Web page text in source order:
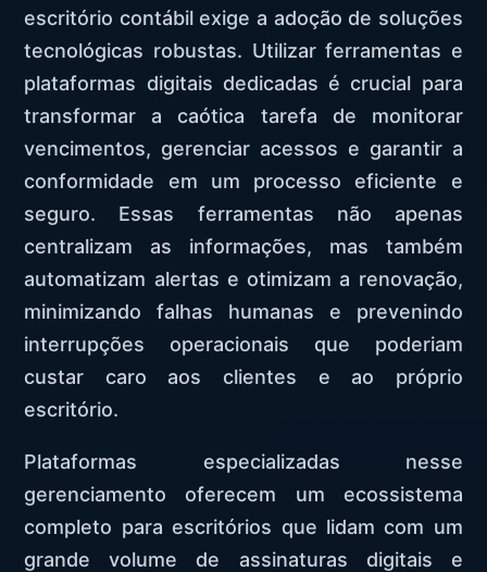
escritório contábil exige a adoção de soluções
tecnológicas robustas. Utilizar ferramentas e
plataformas digitais dedicadas é crucial para
transformar a caótica tarefa de monitorar
vencimentos, gerenciar acessos e garantir a
conformidade em um processo eficiente e
seguro. Essas ferramentas não apenas
centralizam as informações, mas também
automatizam alertas e otimizam a renovação,
minimizando falhas humanas e prevenindo
interrupções operacionais que poderiam
custar caro aos clientes e ao próprio
escritório.
Plataformas especializadas nesse
gerenciamento oferecem um ecossistema
completo para escritórios que lidam com um
grande volume de assinaturas digitais e